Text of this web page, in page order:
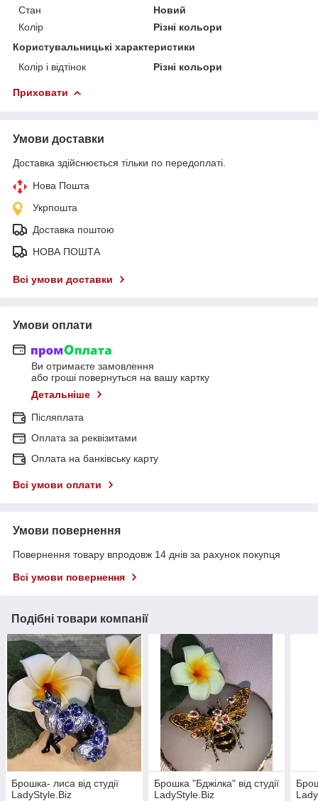
Стан
Новий
Колір
Різні кольори
Користувальницькі характеристики
Колір і відтінок
Різні кольори
Приховати
Умови доставки
Доставка здійснюється тільки по передоплаті.
Нова Пошта
Укрпошта
Доставка поштою
НОВА ПОШТА
Всі умови доставки
Умови оплати
Ви отримаєте замовлення
або гроші повернуться на вашу картку
Детальніше
Післяплата
Оплата за реквізитами
Оплата на банківську карту
Всі умови оплати
Умови повернення
Повернення товару впродовж 14 днів за рахунок покупця
Всі умови повернення
Подібні товари компанії
Брошка- лиса від студії
LadyStyle.Biz
Брошка "Бджілка" від студії
LadyStyle.Biz